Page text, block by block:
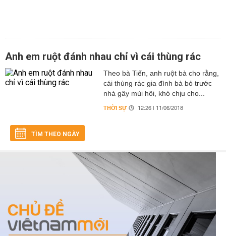
Anh em ruột đánh nhau chỉ vì cái thùng rác
Theo bà Tiến, anh ruột bà cho rằng,
cái thùng rác gia đình bà bỏ trước
nhà gây mùi hôi, khó chịu cho...
THỜI SỰ 12:26 | 11/06/2018
TÌM THEO NGÀY